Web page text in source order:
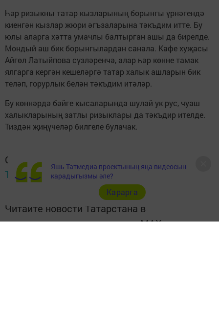
Һәр ризыкны татар кызларының борынгы үрнәгендә
киенгән кызлар жюри әгъзаларына тәкъдим итте. Бу
юлы аларга хәтта умачлы балтырган ашы да бирелде.
Мондый аш бик борынгылардан санала. Кафе хуҗасы
Айгөл Латыйпова сүзләренчә, алар һәр көнне тамак
ялгарга кергән кешеләргә татар халык ашларын бик
теләп, горурлык белән тәкъдим итәләр.
Бу көннәрдә бәйге кысаларында шулай ук рус, чуаш
халыкларының затлы ризыклары да тәкъдир ителде.
Тиздән җиңүчеләр билгеле булачак.
Следите за самым важным и интересным в
Telegram-каналеТатмедиа
Читайте новости Татарстана в
национальном мессенджере MАХ:
Яшь Татмедиа проектының яңа видеосын
карадыгызмы әле?
Карарга